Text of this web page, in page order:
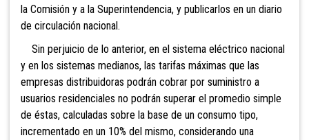
la Comisión y a la Superintendencia, y publicarlos en un diario
de circulación nacional.
Sin perjuicio de lo anterior, en el sistema eléctrico nacional
y en los sistemas medianos, las tarifas máximas que las
empresas distribuidoras podrán cobrar por suministro a
usuarios residenciales no podrán superar el promedio simple
de éstas, calculadas sobre la base de un consumo tipo,
incrementado en un 10% del mismo, considerando una